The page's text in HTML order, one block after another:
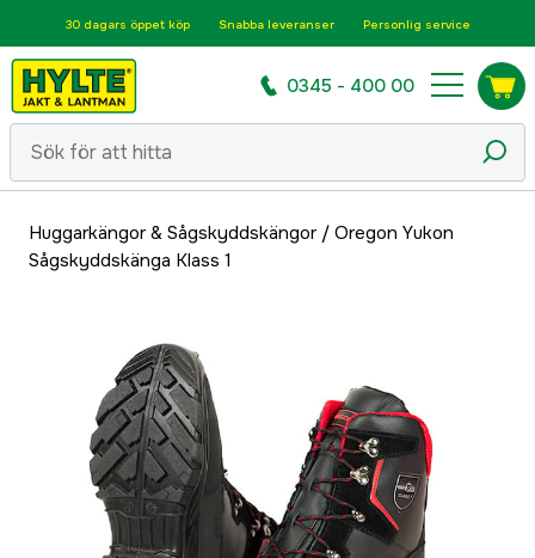
30 dagars öppet köp Snabba leveranser Personlig service
0345 - 400 00
Huggarkängor & Sågskyddskängor/ Oregon Yukon
Sågskyddskänga Klass 1